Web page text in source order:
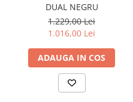
DUAL NEGRU
1.229,00 Lei
1.016,00 Lei
ADAUGA IN COS